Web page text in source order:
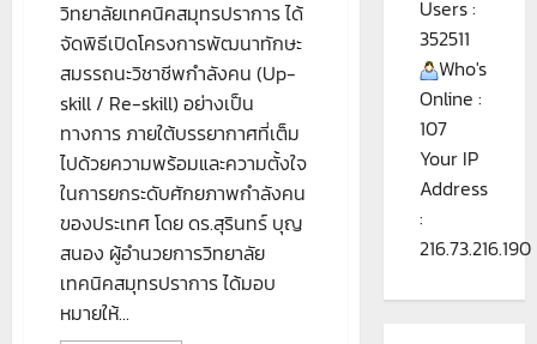
วิทยาลัยเทคนิคสมุทรปราการ ได้
จัดพิธีเปิดโครงการพัฒนาทักษะ
สมรรถนะวิชาชีพกำลังคน (Up-
skill / Re-skill) อย่างเป็น
ทางการ ภายใต้บรรยากาศที่เต็ม
ไปด้วยความพร้อมและความตั้งใจ
ในการยกระดับศักยภาพกำลังคน
ของประเทศ โดย ดร.สุรินทร์ บุญ
สนอง ผู้อำนวยการวิทยาลัย
เทคนิคสมุทรปราการ ได้มอบ
หมายให้...
Users :
352511
Who's
Online :
107
Your IP
Address
:
216.73.216.190